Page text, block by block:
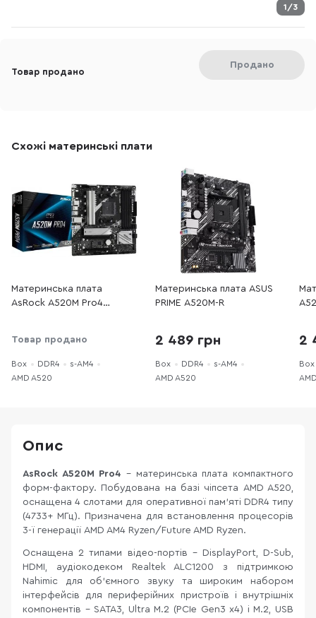
1/3
Товар продано
Продано
Схожі материнські плати
Материнська плата
AsRock A520M Pro4
Товар продано
Box DDR4
s-AM4
AMD A520
Материнська плата ASUS
PRIME A520M-R
2 489 грн
Box DDR4
s-AM4
AMD A520
2
Box
Опис
AsRock A520M Pro4 - материнська плата компактного
форм-фактору. Побудована на базі чіпсета AMD A520,
оснащена 4 слотами для оперативної пам'яті DDR4 типу
(4733+ МГц). Призначена для встановлення процесорів
3-ї генерації AMD AM4 Ryzen/Future AMD Ryzen.
Оснащена 2 типами відео-портів - DisplayPort, D-Sub,
HDMI, аудіокодеком Realtek ALC1200 з підтримкою
Nahimic для об'ємного звуку та широким набором
інтерфейсів для периферійних пристроїв і внутрішніх
компонентів - SATA3, Ultra M.2 (PCIe Gen3 x4) і M.2, USB